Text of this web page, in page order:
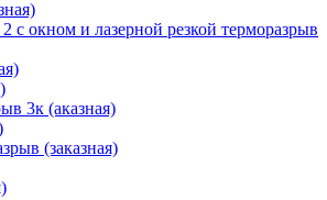
с окном и лазерной резкой терморазрыв
3к (аказная)
(заказная)